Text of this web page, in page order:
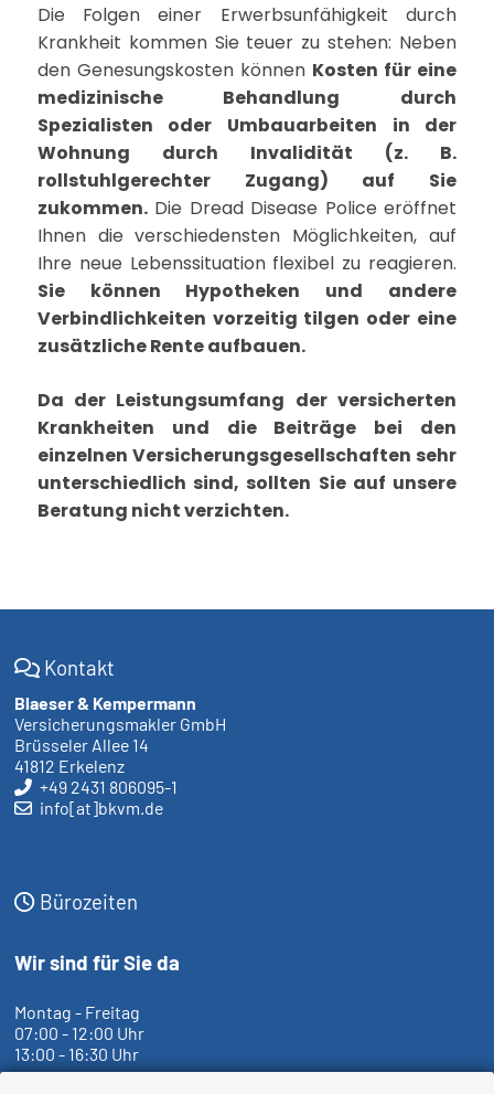
Die Folgen einer Erwerbsunfähigkeit durch
Krankheit kommen Sie teuer zu stehen: Neben
den Genesungskosten können Kosten für eine
medizinische Behandlung durch
Spezialisten oder Umbauarbeiten in der
Wohnung durch Invalidität (z. B.
rollstuhlgerechter Zugang) auf Sie
zukommen.Die Dread Disease Police eröffnet
Ihnen die verschiedensten Möglichkeiten, auf
Ihre neue Lebenssituation flexibel zu reagieren.
Sie können Hypotheken und andere
Verbindlichkeiten vorzeitig tilgen oder eine
zusätzliche Rente aufbauen.
Da der Leistungsumfang der versicherten
Krankheiten und die Beiträge bei den
einzelnen Versicherungsgesellschaften sehr
unterschiedlich sind, sollten Sie auf unsere
Beratung nicht verzichten.
Kontakt
Blaeser & Kempermann
Versicherungsmakler GmbH
Brüsseler Allee 14
41812 Erkelenz
+49 2431 806095-1
info[at]bkvm.de
Bürozeiten
Wir sind für Sie da
Montag - Freitag
07:00 - 12:00 Uhr
13:00 - 16:30 Uhr